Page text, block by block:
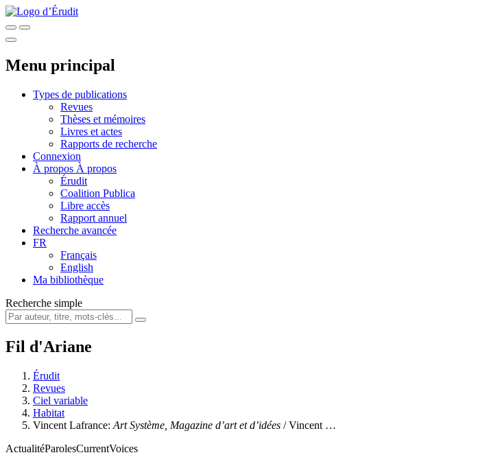
Menu principal
Types de publications
Revues
Thèses et mémoires
Livres et actes
Rapports de recherche
Connexion
À propos À propos
Érudit
Coalition Publica
Libre accès
Rapport annuel
Recherche avancée
FR
Français
English
Ma bibliothèque
Recherche simple
Fil d'Ariane
Érudit
Revues
Ciel variable
Habitat
Vincent Lafrance: Art Système, Magazine d’art et d’idées / Vincent …
ActualitéParolesCurrentVoices